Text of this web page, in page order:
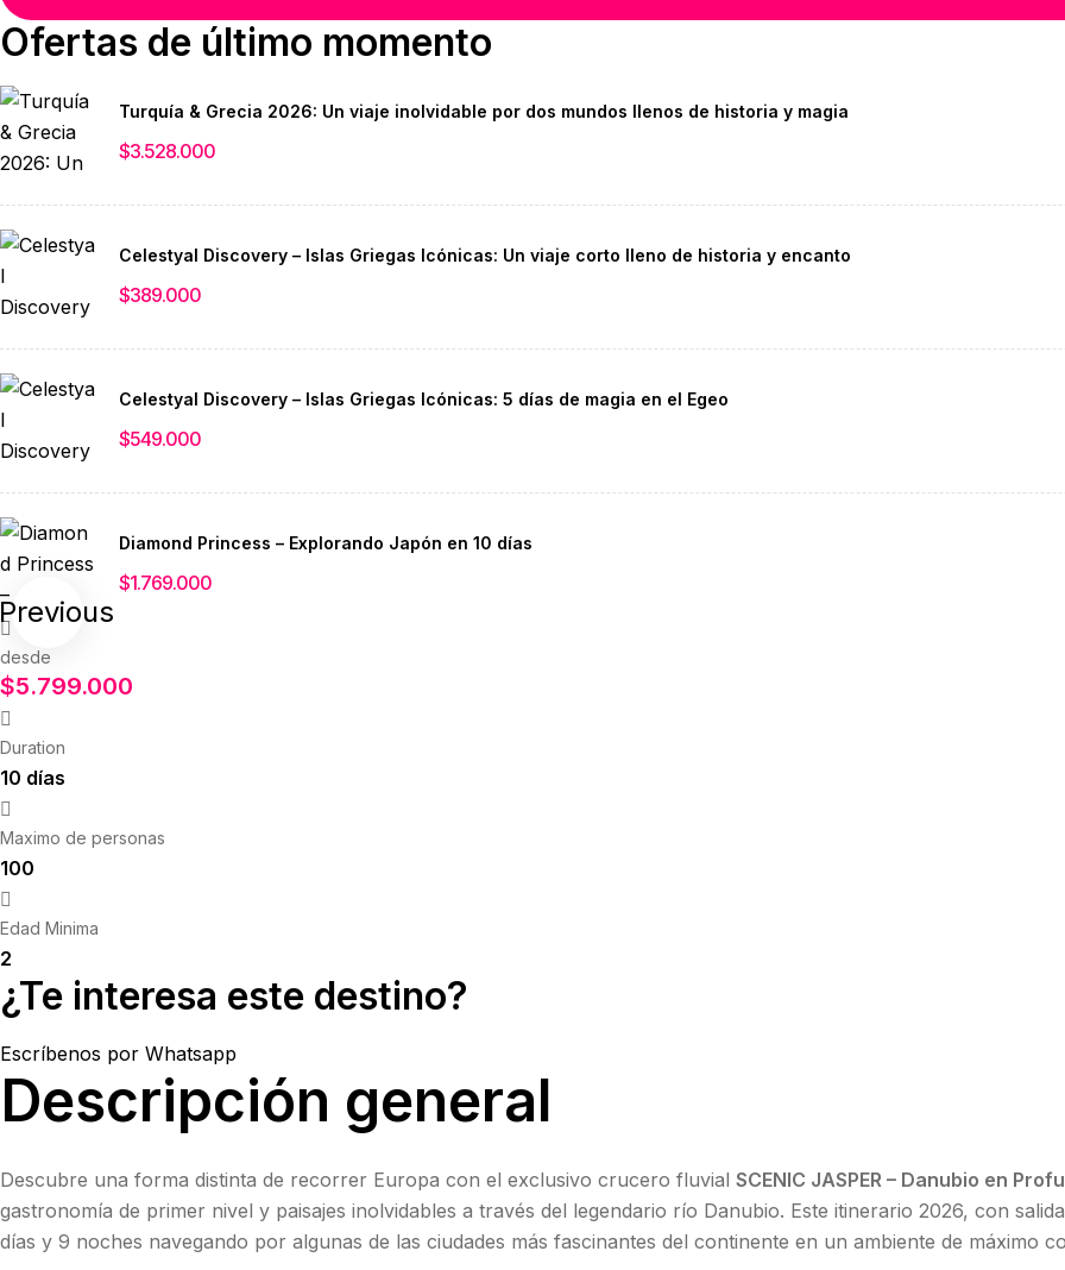
Ofertas de último momento
Turquía & Grecia 2026: Un viaje inolvidable por dos mundos llenos de historia y magia
$3.528.000
Celestyal Discovery – Islas Griegas Icónicas: Un viaje corto lleno de historia y encanto
$389.000
Celestyal Discovery – Islas Griegas Icónicas: 5 días de magia en el Egeo
$549.000
Diamond Princess – Explorando Japón en 10 días
$1.769.000
desde
$5.799.000
Duration
10 días
Maximo de personas
100
Edad Minima
2
¿Te interesa este destino?
Escríbenos por Whatsapp
Descripción general
Descubre una forma distinta de recorrer Europa con el exclusivo crucero fluvial SCENIC JASPER – Danubio en
gastronomía de primer nivel y paisajes inolvidables a través del legendario río Danubio. Este itinerario 2026, con
días y 9 noches navegando por algunas de las ciudades más fascinantes del continente en un ambiente de máximo